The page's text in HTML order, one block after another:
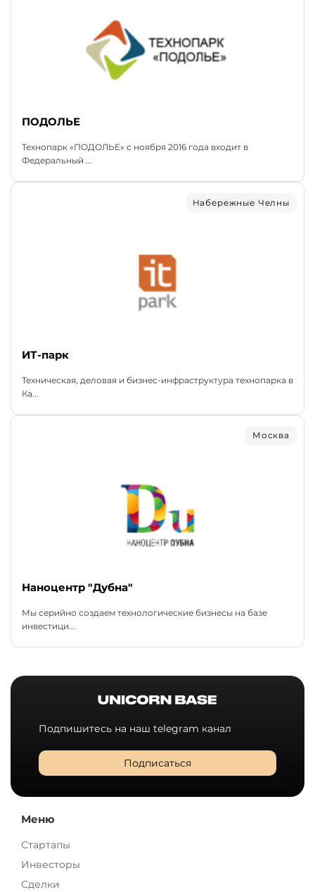
ПОДОЛЬЕ
Технопарк «ПОДОЛЬЕ» с ноября 2016 года входит в
Федеральный ...
Набережные Челны
ИТ-парк
Техническая, деловая и бизнес-инфраструктура технопарка в
Ка...
Москва
Наноцентр "Дубна"
Мы серийно создаем технологические бизнесы на базе
инвестици...
Подпишитесь на наш telegram канал
Подписаться
Меню
Стартапы
Инвесторы
Сделки